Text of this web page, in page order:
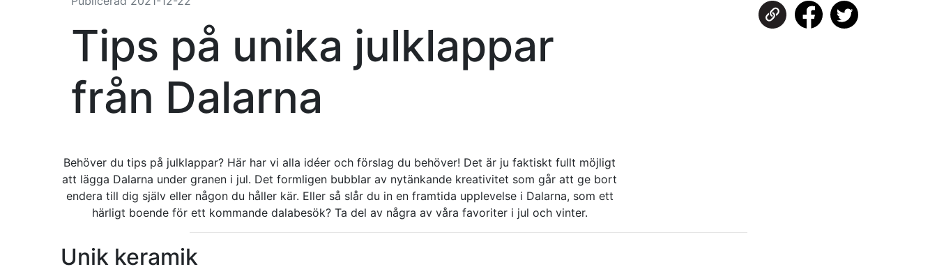
Tips på unika julklappar
från Dalarna
Behöver du tips på julklappar? Här har vi alla idéer och förslag du behöver! Det är ju faktiskt fullt möjligt
att lägga Dalarna under granen i jul. Det formligen bubblar av nytänkande kreativitet som går att ge bort
endera till dig själv eller någon du håller kär. Eller så slår du in en framtida upplevelse i Dalarna, som ett
härligt boende för ett kommande dalabesök? Ta del av några av våra favoriter i jul och vinter.
Unik keramik